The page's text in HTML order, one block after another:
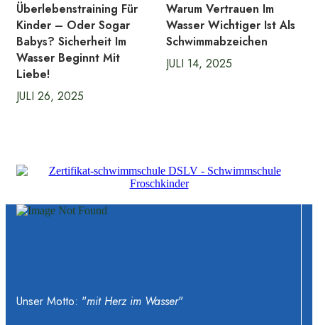
Überlebenstraining Für
Kinder – Oder Sogar
Babys? Sicherheit Im
Wasser Beginnt Mit
Liebe!
JULI 26, 2025
Warum Vertrauen Im
Wasser Wichtiger Ist Als
Schwimmabzeichen
JULI 14, 2025
Unser Motto: "mit Herz im Wasser"